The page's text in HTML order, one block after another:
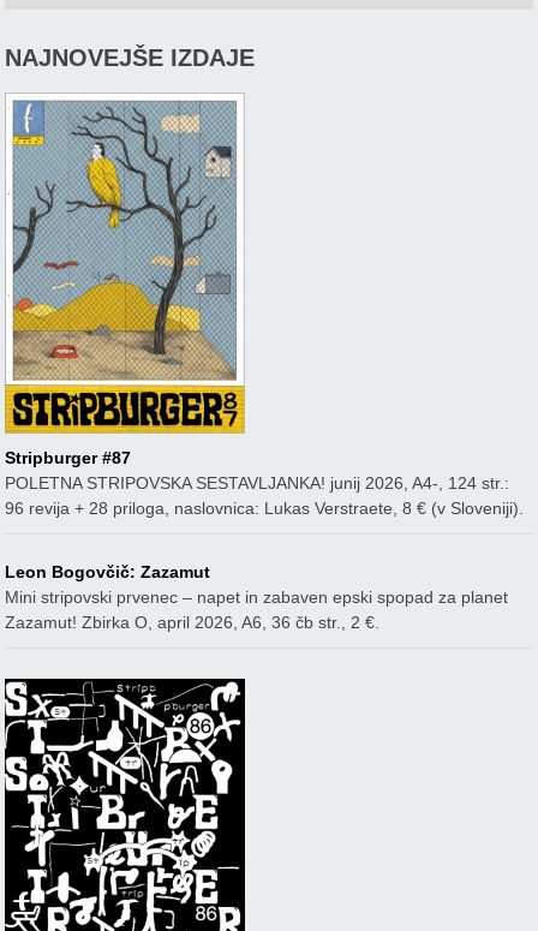
NAJNOVEJŠE IZDAJE
Stripburger #87
POLETNA STRIPOVSKA SESTAVLJANKA! junij 2026, A4-, 124 str.:
96 revija + 28 priloga, naslovnica: Lukas Verstraete, 8 € (v Sloveniji).
Leon Bogovčič: Zazamut
Mini stripovski prvenec – napet in zabaven epski spopad za planet
Zazamut! Zbirka O, april 2026, A6, 36 čb str., 2 €.